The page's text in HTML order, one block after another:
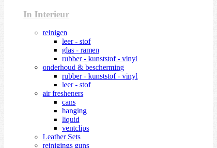
In Interieur
reinigen
leer - stof
glas - ramen
rubber - kunststof - vinyl
onderhoud & bescherming
rubber - kunststof - vinyl
leer - stof
air fresheners
cans
hanging
liquid
ventclips
Leather Sets
reinigings guns